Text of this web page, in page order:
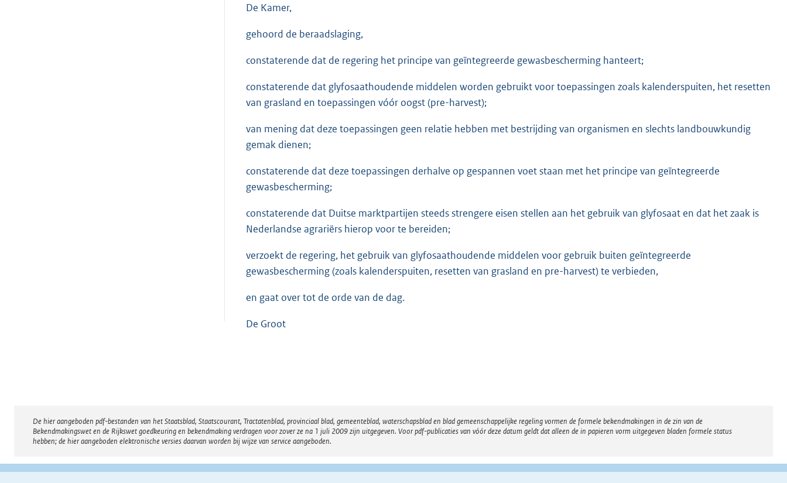
K
b
De Kamer,
gehoord de beraadslaging,
constaterende dat de regering het principe van geïntegreerde gewasbescherming hanteert;
constaterende dat glyfosaathoudende middelen worden gebruikt voor toepassingen zoals kalenderspuiten, het resetten
van grasland en toepassingen vóór oogst (pre-harvest);
van mening dat deze toepassingen geen relatie hebben met bestrijding van organismen en slechts landbouwkundig
gemak dienen;
constaterende dat deze toepassingen derhalve op gespannen voet staan met het principe van geïntegreerde
gewasbescherming;
constaterende dat Duitse marktpartijen steeds strengere eisen stellen aan het gebruik van glyfosaat en dat het zaak is
Nederlandse agrariërs hierop voor te bereiden;
verzoekt de regering, het gebruik van glyfosaathoudende middelen voor gebruik buiten geïntegreerde
gewasbescherming (zoals kalenderspuiten, resetten van grasland en pre-harvest) te verbieden,
en gaat over tot de orde van de dag.
De Groot
Disclaimer
De hier aangeboden pdf-bestanden van het Staatsblad, Staatscourant, Tractatenblad, provinciaal blad, gemeenteblad, waterschapsblad en blad gemeenschappelijke regeling vormen de formele bekendmakingen in de zin van de
Bekendmakingswet en de Rijkswet goedkeuring en bekendmaking verdragen voor zover ze na 1 juli 2009 zijn uitgegeven. Voor pdf-publicaties van vóór deze datum geldt dat alleen de in papieren vorm uitgegeven bladen formele status
hebben; de hier aangeboden elektronische versies daarvan worden bij wijze van service aangeboden.